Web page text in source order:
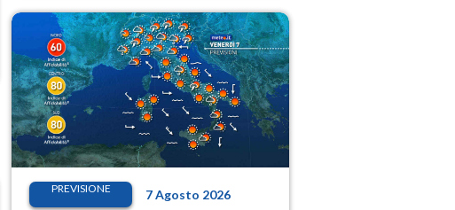
previsioni
PREVISIONE 7 Agosto 2026